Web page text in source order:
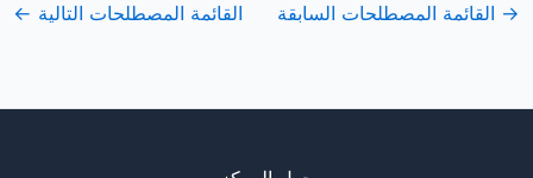
→ القائمة المصطلحات السابقة القائمة المصطلحات التالية ←